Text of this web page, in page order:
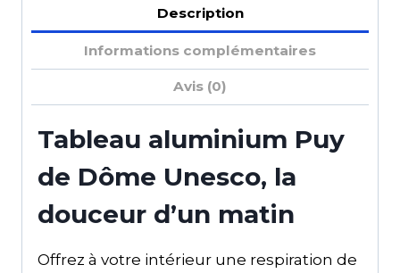
Description
Informations complémentaires
Avis (0)
Tableau aluminium Puy
de Dôme Unesco, la
douceur d’un matin
Offrez à votre intérieur une respiration de